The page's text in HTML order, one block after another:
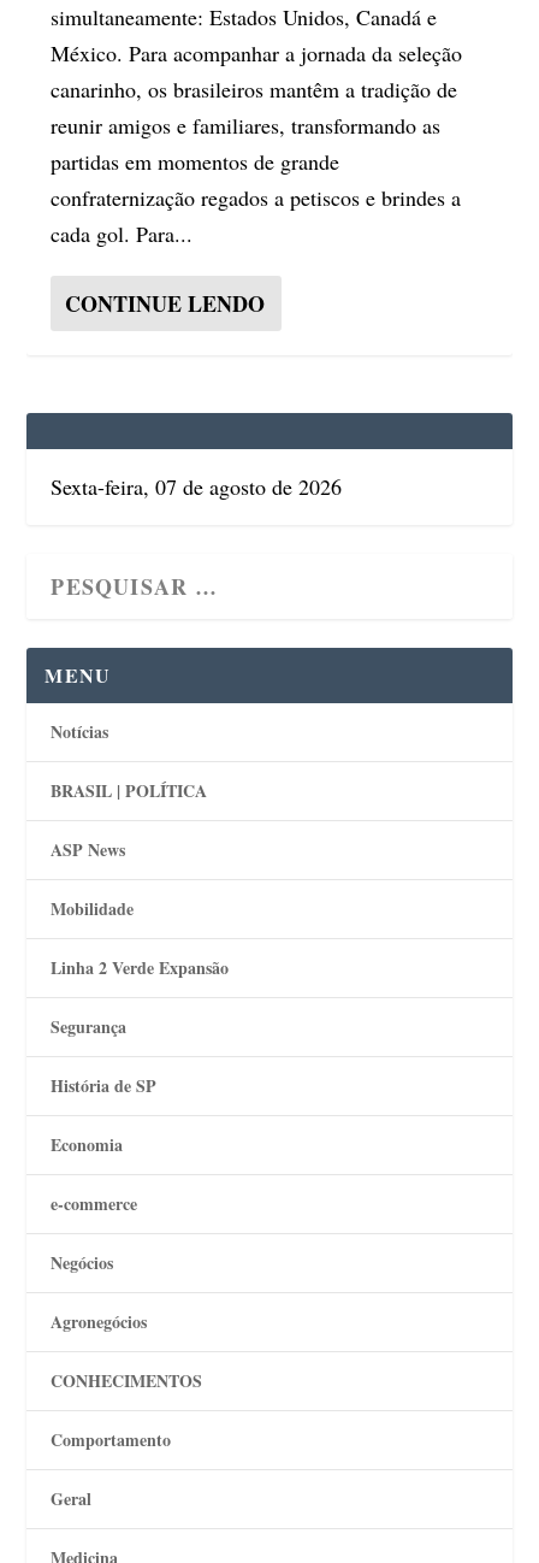
simultaneamente: Estados Unidos, Canadá e
México. Para acompanhar a jornada da seleção
canarinho, os brasileiros mantêm a tradição de
reunir amigos e familiares, transformando as
partidas em momentos de grande
confraternização regados a petiscos e brindes a
cada gol. Para...
CONTINUE LENDO
Sexta-feira, 07 de agosto de 2026
MENU
Notícias
BRASIL | POLÍTICA
ASP News
Mobilidade
Linha 2 Verde Expansão
Segurança
História de SP
Economia
e-commerce
Negócios
Agronegócios
CONHECIMENTOS
Comportamento
Geral
Medicina